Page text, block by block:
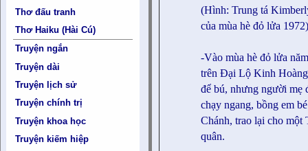
Thơ đấu tranh
Thơ Haiku (Hài Cú)
Truyện ngắn
Truyện dài
Truyện lịch sử
Truyện chính trị
Truyện khoa học
Truyện kiếm hiệp
(Hình: Trung tá
của mùa hè đỏ lửa
-Vào mùa hè đỏ lửa
trên Đại Lộ Kinh
để bú, nhưng người mẹ
chạy ngang, bồng em
Chánh, trao lại cho
quân.